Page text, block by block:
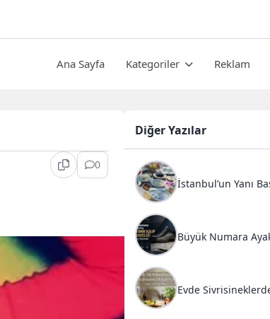
Ana Sayfa Kategoriler Reklam
0
Diğer Yazılar
İstanbul’un Yanı
Büyük Numara
Evde